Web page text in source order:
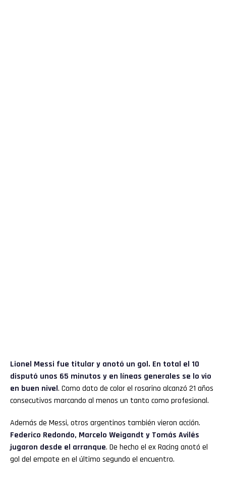
Lionel Messi fue titular y anotó un gol. En total el 10
disputó unos 65 minutos y en líneas generales se lo vio
en buen nivel. Como dato de color el rosarino alcanzó 21 años
consecutivos marcando al menos un tanto como profesional.
Además de Messi, otros argentinos también vieron acción.
Federico Redondo, Marcelo Weigandt y Tomás Avilés
jugaron desde el arranque. De hecho el ex Racing anotó el
gol del empate en el último segundo el encuentro.